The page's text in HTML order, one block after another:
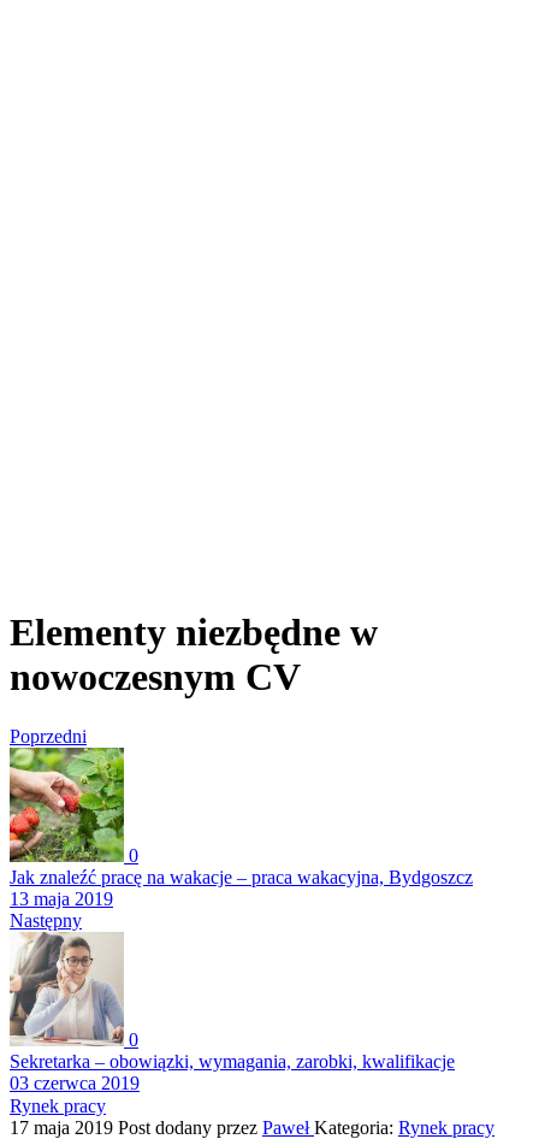
Elementy niezbędne w
nowoczesnym CV
Poprzedni
0
Jak znaleźć pracę na wakacje – praca wakacyjna, Bydgoszcz
13 maja 2019
Następny
0
Sekretarka – obowiązki, wymagania, zarobki, kwalifikacje
03 czerwca 2019
Rynek pracy
17 maja 2019 Post dodany przez PawełKategoria: Rynek pracy